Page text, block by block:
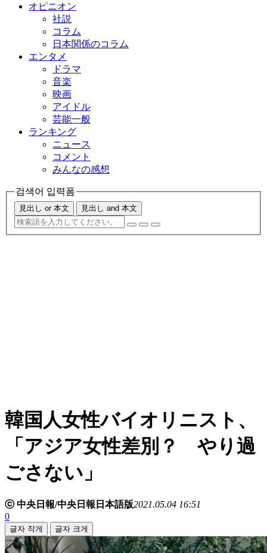
オピニオン
社説
コラム
日本関係のコラム
エンタメ
ドラマ
音楽
映画
アイドル
芸能一般
ランキング
ニュース
コメント
みんなの感想
검색어 입력폼
見出し or 本文 見出し and 本文
韓国人女性バイオリニスト、
「アジア女性差別？ やり過
ごさない」
ⓒ 中央日報/中央日報日本語版2021.05.04 16:51
0
글자 작게 글자 크게